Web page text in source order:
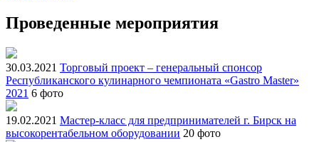
Проведенные мероприятия
30.03.2021 Торговый проект – генеральный спонсор
Республиканского кулинарного чемпионата «Gastro Master»
2021 6 фото
19.02.2021 Мастер-класс для предпринимателей г. Бирск на
высокорентабельном оборудовании 20 фото